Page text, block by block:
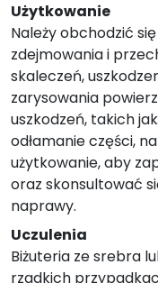
Użytkowanie
Należy obchodzić
zdejmowania i
skaleczeń,
zarysowania
uszkodzeń, takich
odłamanie części,
użytkowanie, aby
oraz skonsultować
naprawy.
Uczulenia
Biżuteria ze srebra
rzadkich